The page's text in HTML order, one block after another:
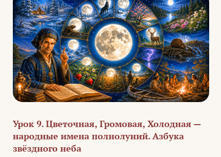
Урок 9. Цветочная, Громовая, Холодная —
народные имена полнолуний. Азбука
звёздного неба